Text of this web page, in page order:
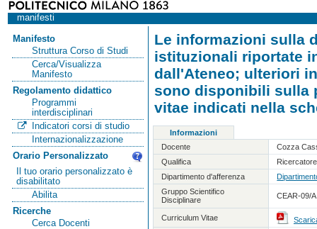
manifesti
Manifesto
Struttura Corso di Studi
Cerca/Visualizza
Manifesto
Regolamento didattico
Programmi
interdisciplinari
Indicatori corsi di studio
Internazionalizzazione
Orario Personalizzato
Il tuo orario personalizzato è
disabilitato
Abilita
Ricerche
Cerca Docenti
Le informazioni sulla
istituzionali riportate
dall'Ateneo; ulteriori
sono disponibili sulla
vitae indicati nella
Informazioni
Docente
Cozza
Qualifica
Dipartimento d'afferenza
Gruppo Scientifico
Disciplinare
CEAR-09/
Curriculum Vitae